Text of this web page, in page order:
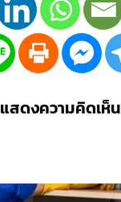
แสดงความคิดเห็น